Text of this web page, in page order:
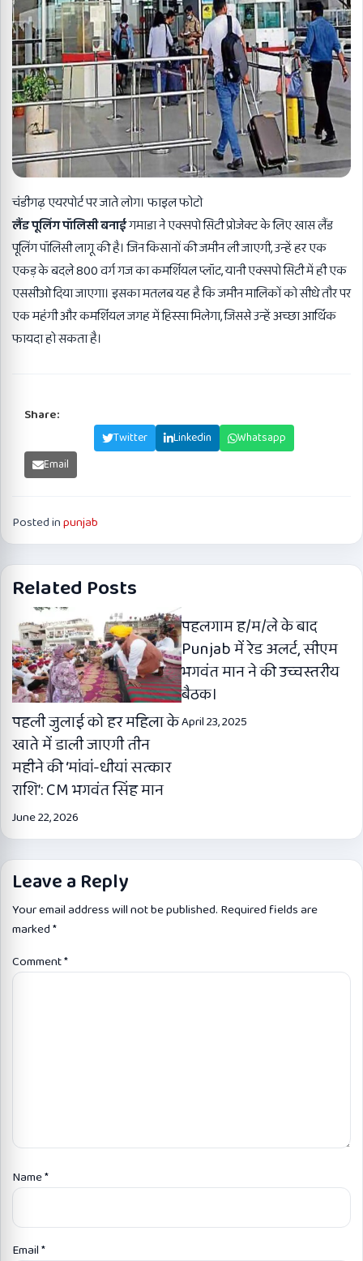
चंडीगढ़ एयरपोर्ट पर जाते लोग। फाइल फोटो
लैंड पूलिंग पॉलिसी बनाईगमाडा ने एक्सपो सिटी प्रोजेक्ट के लिए खास लैंड
पूलिंग पॉलिसी लागू की है। जिन किसानों की जमीन ली जाएगी, उन्हें हर एक
एकड़ के बदले 800 वर्ग गज का कमर्शियल प्लॉट, यानी एक्सपो सिटी में ही एक
एससीओ दिया जाएगा। इसका मतलब यह है कि जमीन मालिकों को सीधे तौर पर
एक महंगी और कमर्शियल जगह में हिस्सा मिलेगा, जिससे उन्हें अच्छा आर्थिक
फायदा हो सकता है।
Share:
Twitter Linkedin
Whatsapp
Email
Posted inpunjab
Related Posts
पहली जुलाई को हर महिला के
खाते में डाली जाएगी तीन
महीने की ‘मांवां-धीयां सत्कार
राशि’: CM भगवंत सिंह मान
June 22, 2026
पहलगाम ह/म/ले के बाद
Punjab में रेड अलर्ट, सीएम
भगवंत मान ने की उच्चस्तरीय
बैठक।
April 23, 2025
Leave a Reply
Your email address will not be published. Required fields are
marked*
Comment*
Name*
Email*